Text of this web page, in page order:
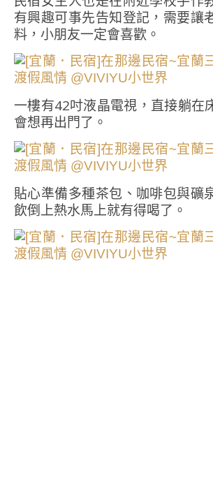
有興趣可事先告知登記，需要讓
料，小朋友一定會喜歡。
一樓有42吋液晶電視，直接躺在
會想再出門了。
貼心準備多種茶包、咖啡包與礦
飲倒上熱水馬上就有得喝了。